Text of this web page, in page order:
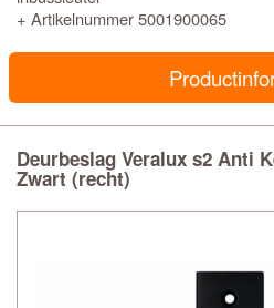
+ Artikelnummer 5001900065
Deurbeslag Veralux s2 Anti
Zwart (recht)